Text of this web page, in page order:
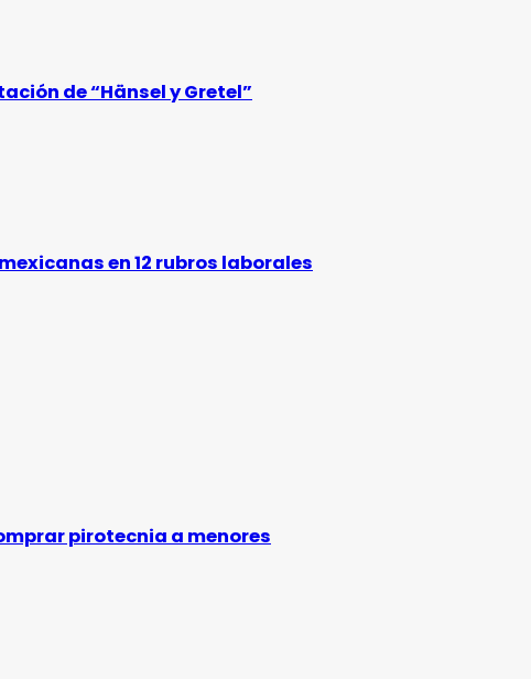
de “Hänsel y Gretel”
en 12 rubros laborales
pirotecnia a menores